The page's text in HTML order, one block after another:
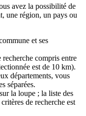
avez la possibilité de
une région, un pays ou
et ses
compris entre
est de 10 km).
départements, vous
séparées.
la loupe ; la liste des
de recherche est